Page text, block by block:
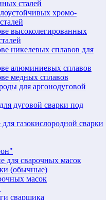
сталей
хромо-
высоколегированных
никелевых сплавов для
алюминиевых сплавов
медных сплавов
для аргонодуговой
дуговой сварки под
газокислородной сварки
для сварочных масок
(обычные)
масок
сварщика